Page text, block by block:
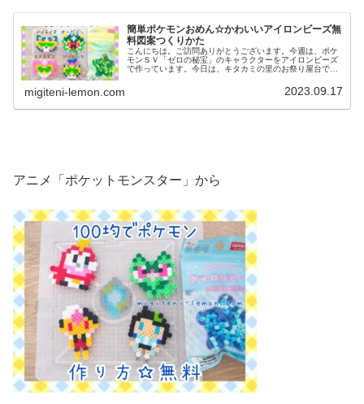
簡単ポケモンおめん☆かわいいアイロンビーズ無
料図案つくりかた
こんにちは。ご訪問ありがとうございます。今週は、ポケ
モンＳＶ「ゼロの秘宝」のキャラクターをアイロンビーズ
で作っています。今日は、キタカミの里のお祭り屋台で売
migiteni-lemon.com 2023.09.17
アニメ「ポケットモンスター」から